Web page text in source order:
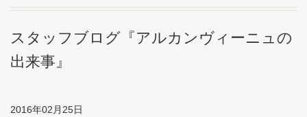
スタッフブログ『アルカンヴィーニュの
出来事』
2016年02月25日